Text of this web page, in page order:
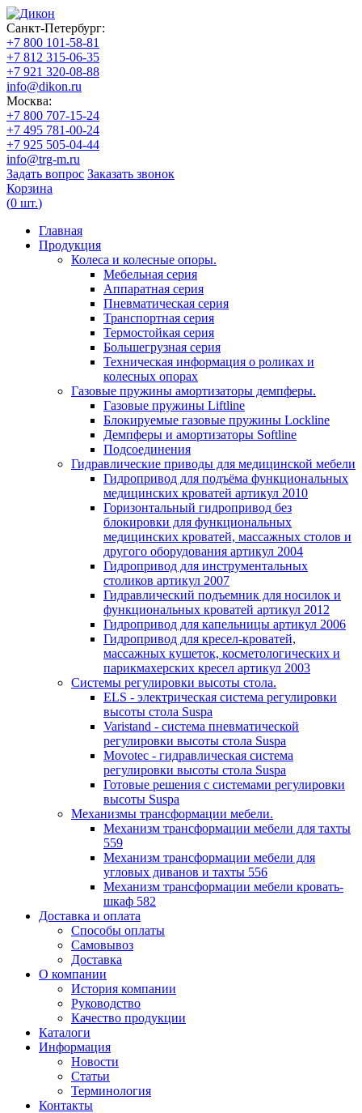
Санкт-Петербург:
+7 800 101-58-81
+7 812 315-06-35
+7 921 320-08-88
info@dikon.ru
Москва:
+7 800 707-15-24
+7 495 781-00-24
+7 925 505-04-44
info@trg-m.ru
Задать вопрос Заказать звонок
Корзина
(0 шт.)
Главная
Продукция
Колеса и колесные опоры.
Мебельная серия
Аппаратная серия
Пневматическая серия
Транспортная серия
Термостойкая серия
Большегрузная серия
Техническая информация о роликах и
колесных опорах
Газовые пружины амортизаторы демпферы.
Газовые пружины Liftline
Блокируемые газовые пружины Lockline
Демпферы и амортизаторы Softline
Подсоединения
Гидравлические приводы для медицинской мебели
Гидропривод для подъёма функциональных
медицинских кроватей артикул 2010
Горизонтальный гидропривод без
блокировки для функциональных
медицинских кроватей, массажных столов и
другого оборудования артикул 2004
Гидропривод для инструментальных
столиков артикул 2007
Гидравлический подъемник для носилок и
функциональных кроватей артикул 2012
Гидропривод для капельницы артикул 2006
Гидропривод для кресел-кроватей,
массажных кушеток, косметологических и
парикмахерских кресел артикул 2003
Системы регулировки высоты стола.
ELS - электрическая система регулировки
высоты стола Suspa
Varistand - система пневматической
регулировки высоты стола Suspa
Movotec - гидравлическая система
регулировки высоты стола Suspa
Готовые решения с системами регулировки
высоты Suspa
Механизмы трансформации мебели.
Механизм трансформации мебели для тахты
559
Механизм трансформации мебели для
угловых диванов и тахты 556
Механизм трансформации мебели кровать-
шкаф 582
Доставка и оплата
Способы оплаты
Самовывоз
Доставка
О компании
История компании
Руководство
Качество продукции
Каталоги
Информация
Новости
Статьи
Терминология
Контакты